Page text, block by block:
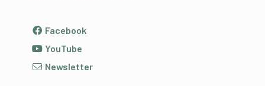
Facebook
YouTube
Newsletter